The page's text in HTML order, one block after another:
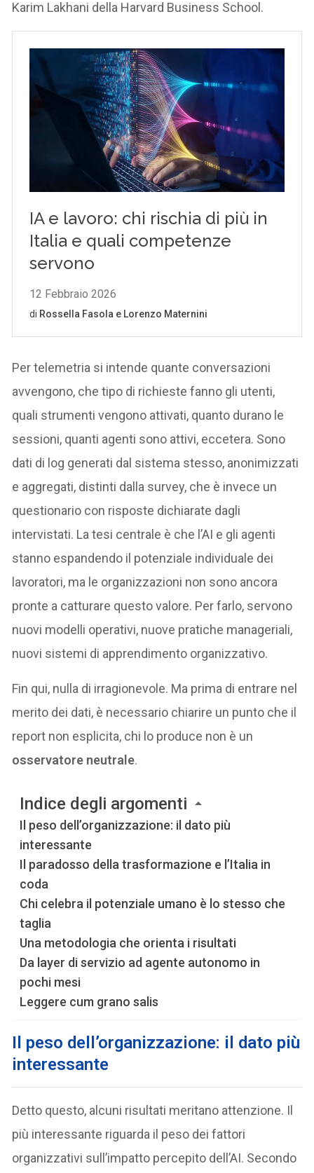
Karim Lakhani della Harvard Business School.
Per telemetria si intende quante conversazioni
avvengono, che tipo di richieste fanno gli utenti,
quali strumenti vengono attivati, quanto durano le
sessioni, quanti agenti sono attivi, eccetera. Sono
dati di log generati dal sistema stesso, anonimizzati
e aggregati, distinti dalla survey, che è invece un
questionario con risposte dichiarate dagli
intervistati. La tesi centrale è che l’AI e gli agenti
stanno espandendo il potenziale individuale dei
lavoratori, ma le organizzazioni non sono ancora
pronte a catturare questo valore. Per farlo, servono
nuovi modelli operativi, nuove pratiche manageriali,
nuovi sistemi di apprendimento organizzativo.
Fin qui, nulla di irragionevole. Ma prima di entrare nel
merito dei dati, è necessario chiarire un punto che il
report non esplicita, chi lo produce non è un
osservatore neutrale.
Indice degli argomenti
Il peso dell’organizzazione: il dato più
interessante
Il paradosso della trasformazione e l’Italia in
coda
Chi celebra il potenziale umano è lo stesso che
taglia
Una metodologia che orienta i risultati
Da layer di servizio ad agente autonomo in
pochi mesi
Leggere cum grano salis
Il peso dell’organizzazione: il dato più
interessante
Detto questo, alcuni risultati meritano attenzione. Il
più interessante riguarda il peso dei fattori
organizzativi sull’impatto percepito dell’AI. Secondo